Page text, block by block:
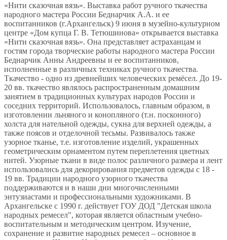
«Нити сказочная вязь». Выставка работ ручного ткачества
народного мастера России Беднарчик А.А. и ее
воспитанников (г.Архангельск) 9 июня в музейно-культурном
центре «Дом купца Г. В. Тетюшинова» открывается выставка
«Нити сказочная вязь». Она представляет астраханцам и
гостям города творческие работы народного мастера России
Беднарчик Анны Андреевны и ее воспитанников,
исполненные в различных техниках ручного ткачества.
Ткачество - одно из древнейших человеческих ремёсел. До 19-
20 вв. ткачество являлось распространенным домашним
занятием в традиционных культурах народов России и
соседних территорий. Использовалось, главным образом, в
изготовлении льняного и конопляного (т.н. посконного)
холста для нательной одежды, сукна для верхней одежды, а
также поясов и отделочной тесьмы. Развивалось также
узорное тканье, т.е. изготовление изделий, украшенных
геометрическим орнаментом путем переплетения цветных
нитей. Узорные ткани в виде полос различного размера и лент
использовались для декорирования предметов одежды с 18 -
19 вв. Традиции народного узорного ткачества
поддерживаются и в наши дни многочисленными
энтузиастами и профессиональными художниками. В
Архангельске с 1990 г. действует ГОУ ДОД "Детская школа
народных ремесел", которая является областным учебно-
воспитательным и методическим центром. Изучение,
сохранение и развитие народных ремесел – основное в